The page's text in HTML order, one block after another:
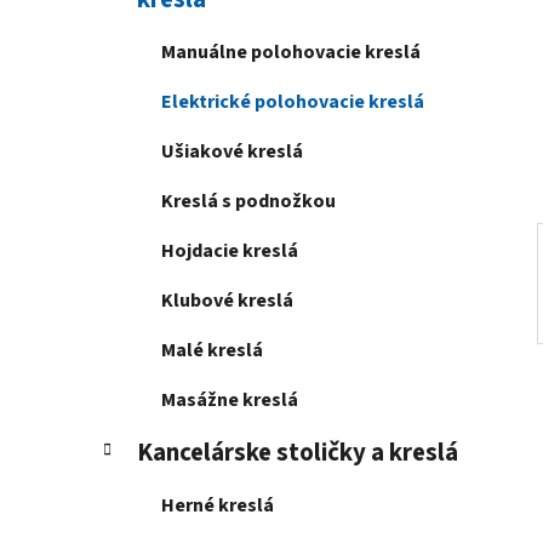
Manuálne polohovacie kreslá
Elektrické polohovacie kreslá
Ušiakové kreslá
Kreslá s podnožkou
Hojdacie kreslá
Klubové kreslá
Malé kreslá
Masážne kreslá
Kancelárske stoličky a kreslá
Herné kreslá